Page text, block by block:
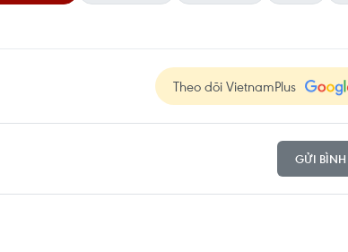
Theo dõi VietnamPlus
GỬI